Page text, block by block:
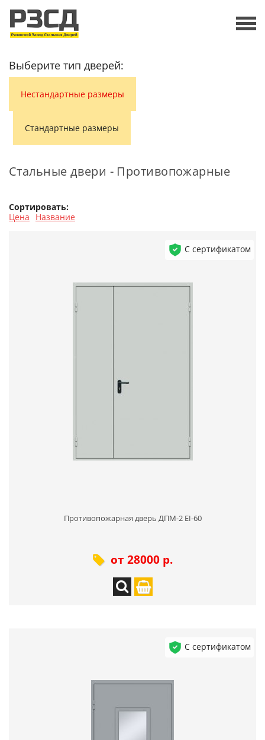
Выберите тип дверей:
Нестандартные размеры
Стандартные размеры
Стальные двери - Противопожарные
Сортировать:
Цена
Название
С сертификатом
Противопожарная дверь ДПМ-2 EI-60
от 28000 р.
С сертификатом